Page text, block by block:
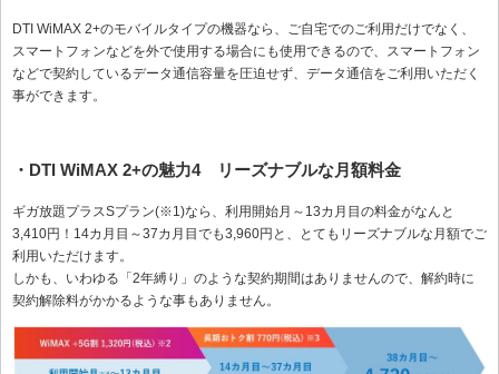
DTI WiMAX 2+のモバイルタイプの機器なら、ご自宅でのご利用だけでなく、
スマートフォンなどを外で使用する場合にも使用できるので、スマートフォン
などで契約しているデータ通信容量を圧迫せず、データ通信をご利用いただく
事ができます。
・DTI WiMAX 2+の魅力4 リーズナブルな月額料金
ギガ放題プラスSプラン(※1)なら、利用開始月～13カ月目の料金がなんと
3,410円！14カ月目～37カ月目でも3,960円と、とてもリーズナブルな月額でご
利用いただけます。
しかも、いわゆる「2年縛り」のような契約期間はありませんので、解約時に
契約解除料がかかるような事もありません。